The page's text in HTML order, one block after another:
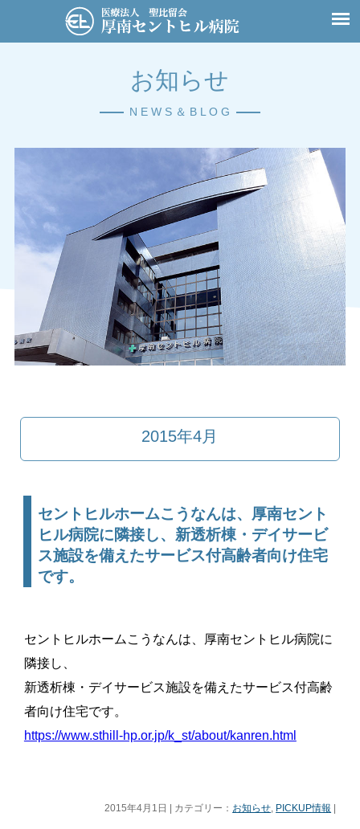
お知らせ
N E W S ＆ B L O G
2015年4月
セントヒルホームこうなんは、厚南セント
ヒル病院に隣接し、新透析棟・デイサービ
ス施設を備えたサービス付高齢者向け住宅
です。
セントヒルホームこうなんは、厚南セントヒル病院に
隣接し、
新透析棟・デイサービス施設を備えたサービス付高齢
者向け住宅です。
https://www.sthill-hp.or.jp/k_st/about/kanren.html
2015年4月1日 | カテゴリー： お知らせ, PICKUP情報